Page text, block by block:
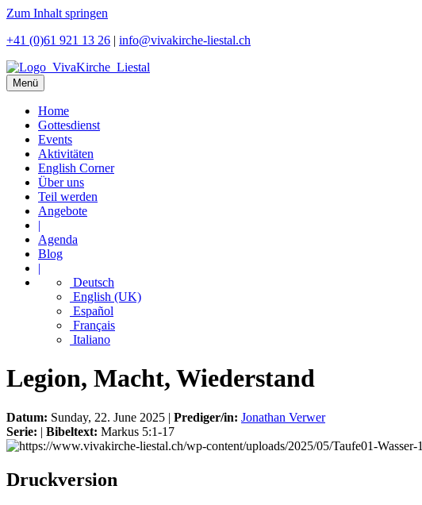
Zum Inhalt springen
+41 (0)61 921 13 26 | info@vivakirche-liestal.ch
Menü
Home
Gottesdienst
Events
Aktivitäten
English Corner
Über uns
Teil werden
Angebote
|
Agenda
Blog
|
Deutsch
English (UK)
Español
Français
Italiano
Legion, Macht, Wiederstand
Datum: Sunday, 22. June 2025 | Prediger/in: Jonathan Verwer
Serie: | Bibeltext: Markus 5:1-17
Druckversion